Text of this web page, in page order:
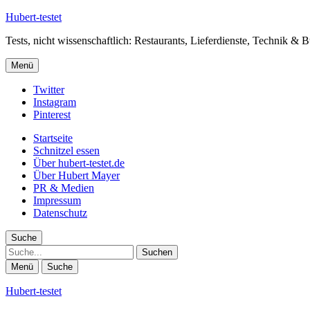
Hubert-testet
Tests, nicht wissenschaftlich: Restaurants, Lieferdienste, Technik &
Menü
Twitter
Instagram
Pinterest
Startseite
Schnitzel essen
Über hubert-testet.de
Über Hubert Mayer
PR & Medien
Impressum
Datenschutz
Suche
Suche
Menü Suche
Hubert-testet